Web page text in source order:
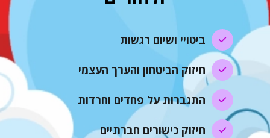
ביטויי ושיום רגשות
חיזוק הביטחון והערך העצמי
התגברות על פחדים וחרדות
חיזוק כישורים חברתיים